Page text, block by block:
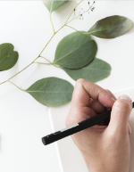
contenu